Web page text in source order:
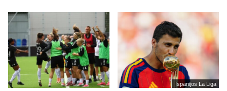
Ispanijos La Liga